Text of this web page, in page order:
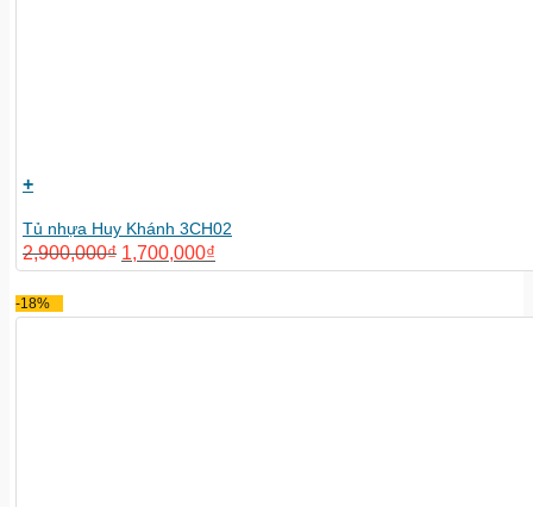
+
Tủ nhựa Huy Khánh 3CH02
2,900,000₫ 1,700,000₫
-18%